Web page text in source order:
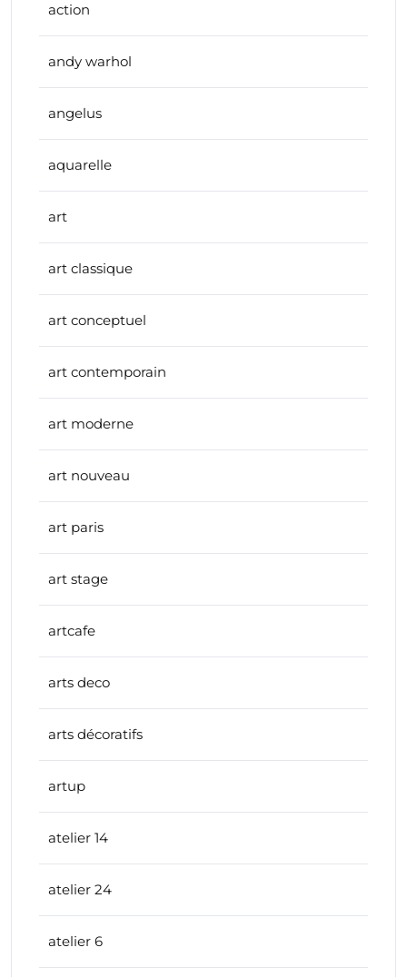
action
andy warhol
angelus
aquarelle
art
art classique
art conceptuel
art contemporain
art moderne
art nouveau
art paris
art stage
artcafe
arts deco
arts décoratifs
artup
atelier 14
atelier 24
atelier 6